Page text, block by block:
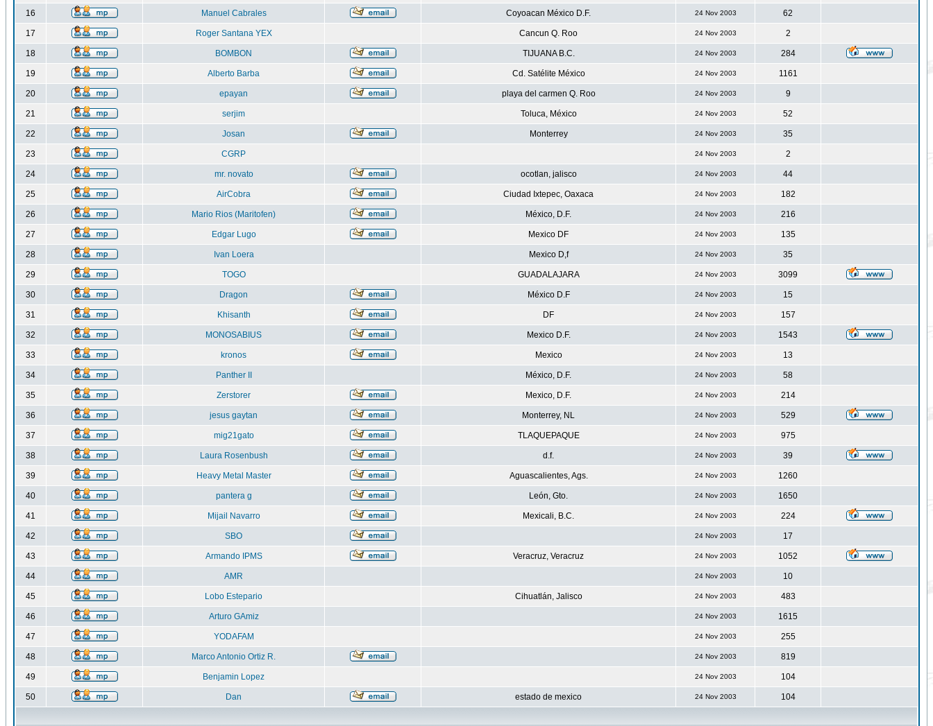
16 Manuel Cabrales Coyoacan México D.F. 24 Nov 2003 62
17 Roger Santana YEX Cancun Q. Roo 24 Nov 2003 2
18 BOMBON TIJUANA B.C. 24 Nov 2003 284
19 Alberto Barba Cd. Satélite México 24 Nov 2003 1161
20 epayan playa del carmen Q. Roo 24 Nov 2003 9
21 serjim Toluca, México 24 Nov 2003 52
22 Josan Monterrey 24 Nov 2003 35
23 CGRP 24 Nov 2003 2
24 mr. novato ocotlan, jalisco 24 Nov 2003 44
25 AirCobra Ciudad Ixtepec, Oaxaca 24 Nov 2003 182
26 Mario Rios (Maritofen) México, D.F. 24 Nov 2003 216
27 Edgar Lugo Mexico DF 24 Nov 2003 135
28 Ivan Loera Mexico D,f 24 Nov 2003 35
29 TOGO GUADALAJARA 24 Nov 2003 3099
30 Dragon México D.F 24 Nov 2003 15
31 Khisanth DF 24 Nov 2003 157
32 MONOSABIUS Mexico D.F. 24 Nov 2003 1543
33 kronos Mexico 24 Nov 2003 13
34 Panther II México, D.F. 24 Nov 2003 58
35 Zerstorer Mexico, D.F. 24 Nov 2003 214
36 jesus gaytan Monterrey, NL 24 Nov 2003 529
37 mig21gato TLAQUEPAQUE 24 Nov 2003 975
38 Laura Rosenbush d.f. 24 Nov 2003 39
39 Heavy Metal Master Aguascalientes, Ags. 24 Nov 2003 1260
40 pantera g León, Gto. 24 Nov 2003 1650
41 Mijail Navarro Mexicali, B.C. 24 Nov 2003 224
42 SBO 24 Nov 2003 17
43 Armando IPMS Veracruz, Veracruz 24 Nov 2003 1052
44 AMR 24 Nov 2003 10
45 Lobo Estepario Cihuatlán, Jalisco 24 Nov 2003 483
46 Arturo GAmiz 24 Nov 2003 1615
47 YODAFAM 24 Nov 2003 255
48 Marco Antonio Ortiz R. 24 Nov 2003 819
49 Benjamin Lopez 24 Nov 2003 104
50 Dan estado de mexico 24 Nov 2003 104